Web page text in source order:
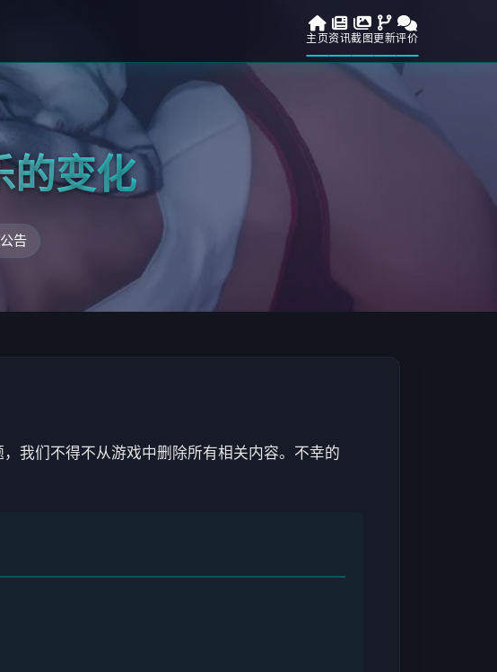
主页资讯截图 更新评价
的变化
告
我们不得不从游戏中删除所有相关内容。不幸的